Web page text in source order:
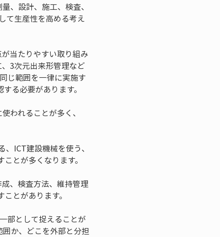
、設計、施工、検査、
て生産性を高める考え
当たりやすい取り組み
3次元出来形管理など
じ範囲を一律に実施す
る必要があります。
われることが多く、
ICT建設機械を使う、
とが多くなります。
、検査方法、維持管理
とがあります。
部として捉えることが
か、どこを外部と分担